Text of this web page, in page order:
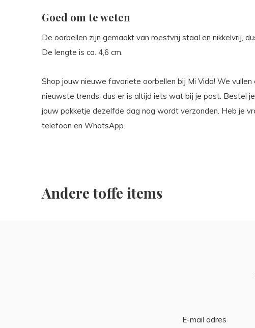
Goed om te weten
De oorbellen zijn gemaakt van roestvrij staal en nikkelvrij,
De lengte is ca. 4,6 cm.
Shop jouw nieuwe favoriete oorbellen bij Mi Vida! We
nieuwste trends, dus er is altijd iets wat bij je past. Bestel
jouw pakketje dezelfde dag nog wordt verzonden. Heb je
telefoon en WhatsApp.
Andere toffe items